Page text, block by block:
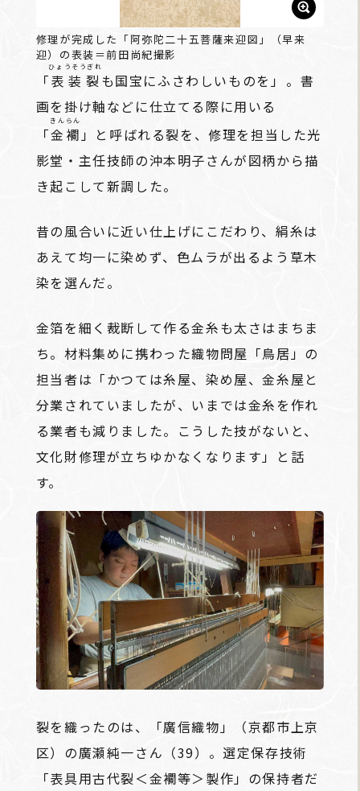
修理が完成した「阿弥陀二十五菩薩来迎図」（早来
迎）の表装＝前田尚紀撮影
「表装裂
ひょうそうぎれ
も国宝にふさわしいものを」――。書
画を掛け軸などに仕立てる際に用いる
「金襴
きんらん
」と呼ばれる裂を、修理を担当した光
影堂・主任技師の沖本明子さんが図柄から描
き起こして新調した。
昔の風合いに近い仕上げにこだわり、絹糸は
あえて均一に染めず、色ムラが出るよう草木
染を選んだ。
金箔を細く裁断して作る金糸も太さはまちま
ち。材料集めに携わった織物問屋「鳥居」の
担当者は「かつては糸屋、染め屋、金糸屋と
分業されていましたが、いまでは金糸を作れ
る業者も減りました。こうした技がないと、
文化財修理が立ちゆかなくなります」と話
す。
裂を織ったのは、「廣信織物」（京都市上京
区）の廣瀬純一さん（39）。選定保存技術
「表具用古代裂＜金襴等＞製作」の保持者だ